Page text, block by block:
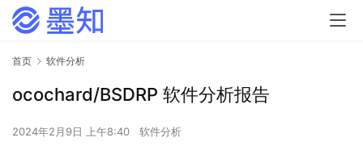
首页 软件分析
ocochard/BSDRP 软件分析报告
2024年2月9日 上午8:40 软件分析